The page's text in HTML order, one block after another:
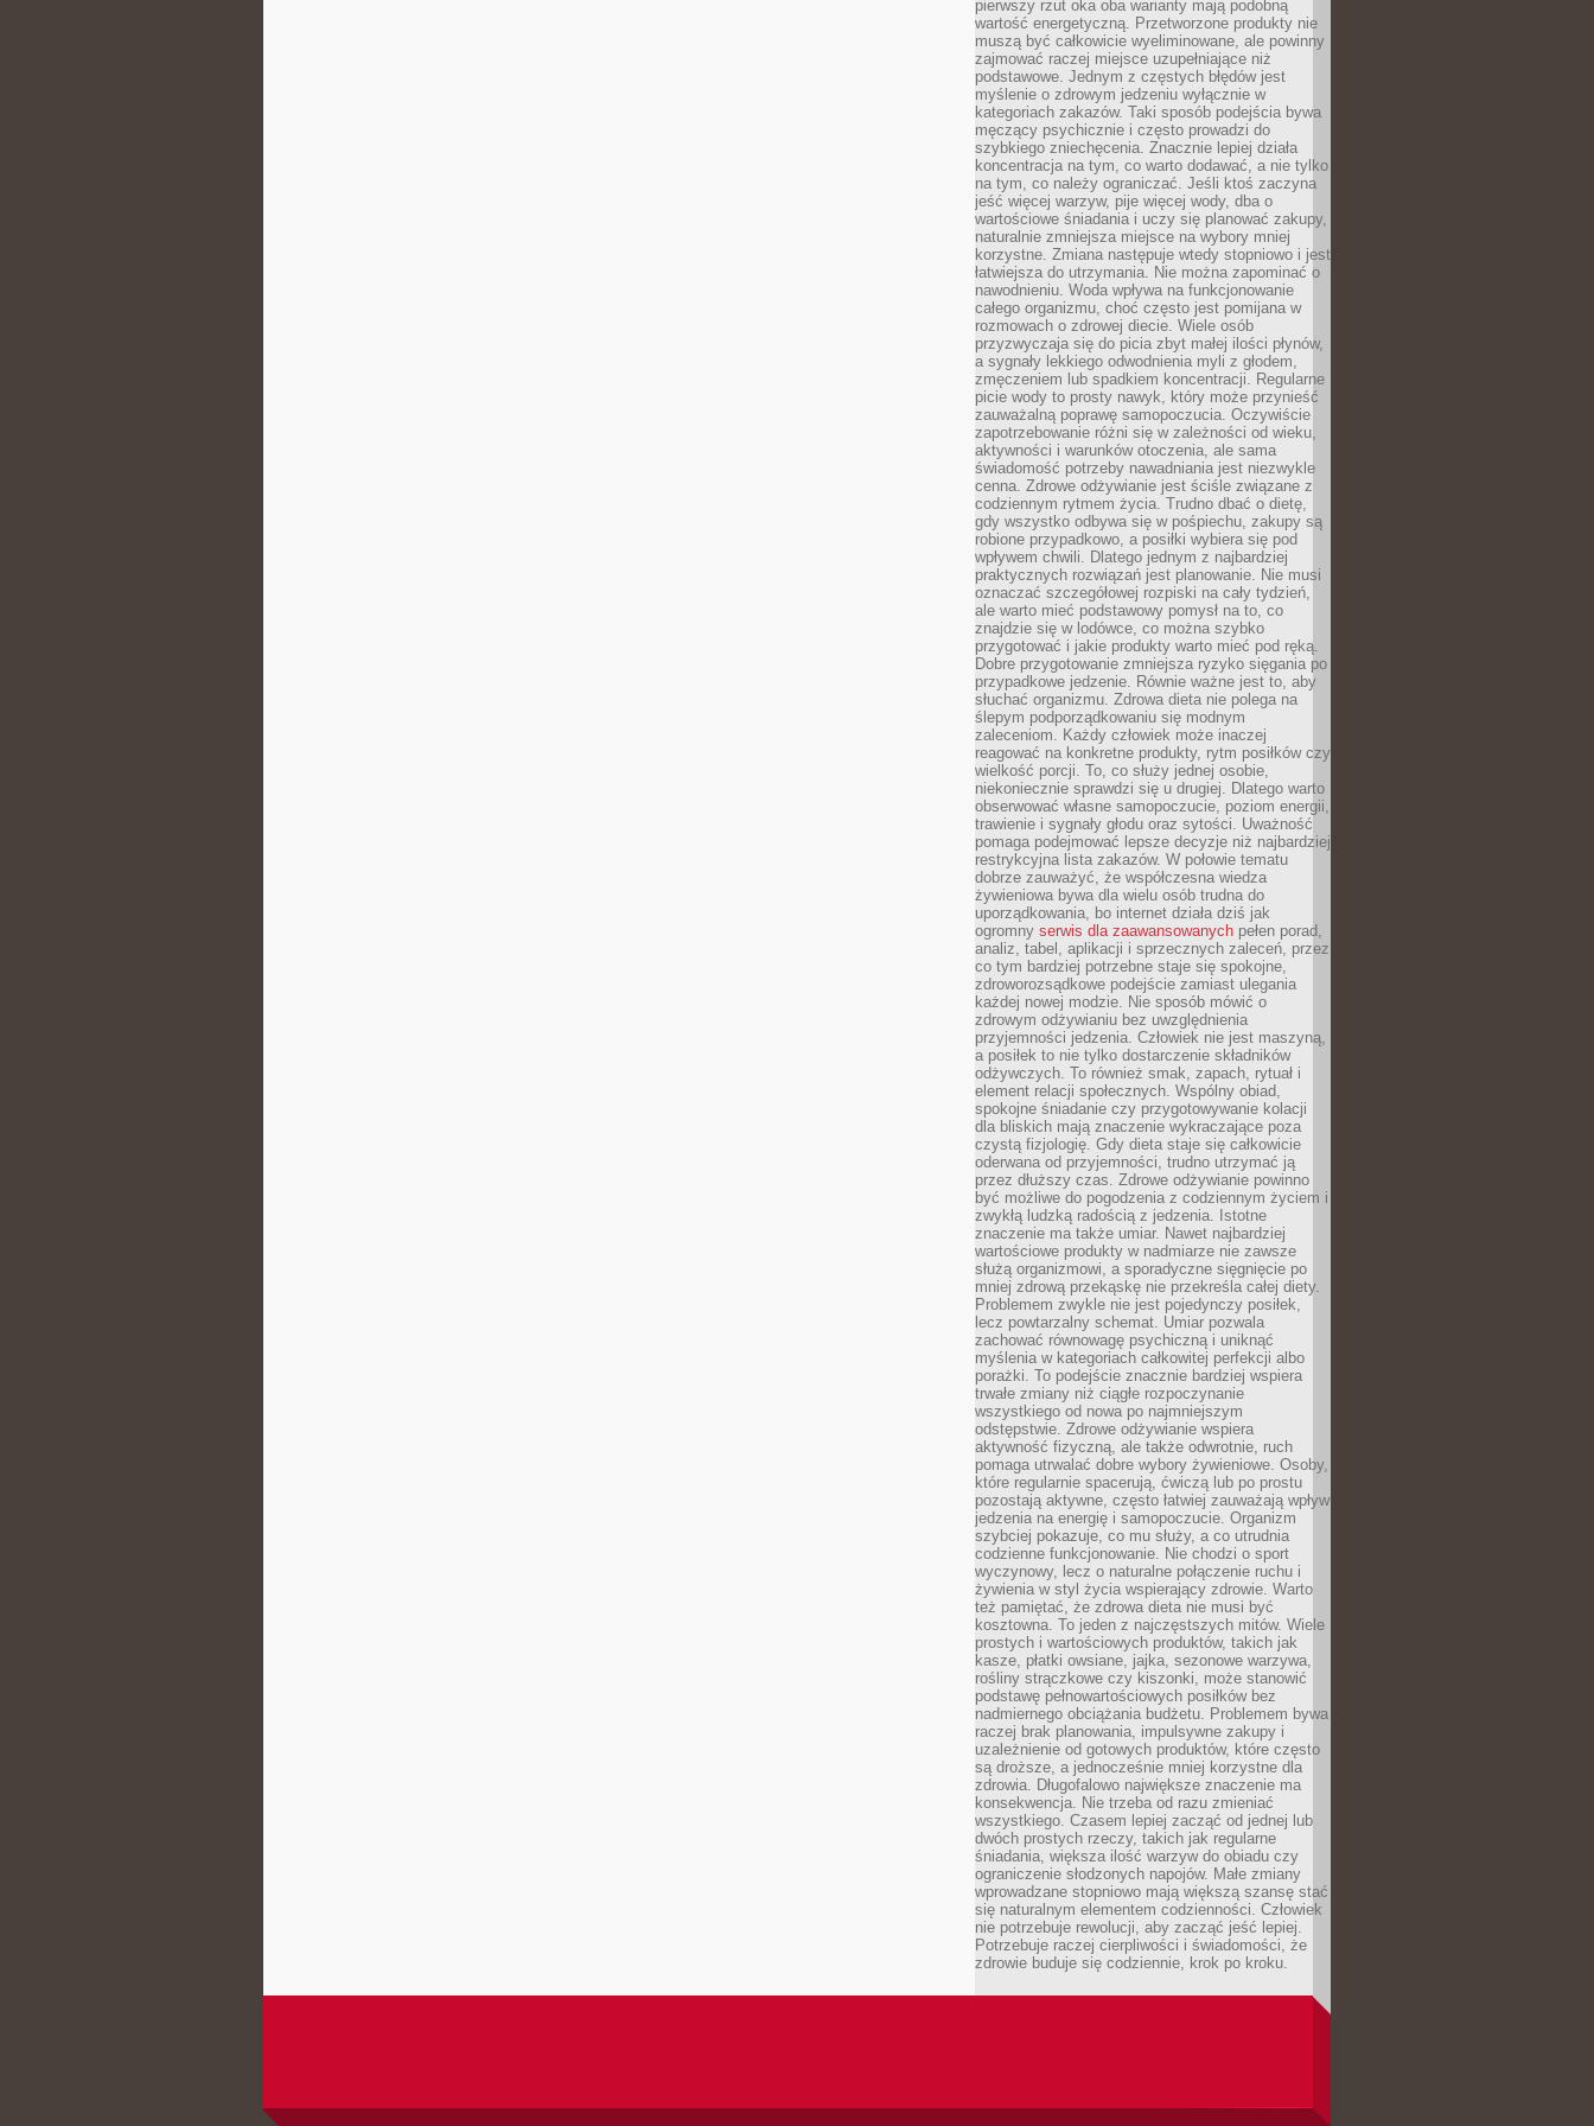
pierwszy rzut oka oba warianty mają podobną
wartość energetyczną. Przetworzone produkty nie
muszą być całkowicie wyeliminowane, ale powinny
zajmować raczej miejsce uzupełniające niż
podstawowe. Jednym z częstych błędów jest
myślenie o zdrowym jedzeniu wyłącznie w
kategoriach zakazów. Taki sposób podejścia bywa
męczący psychicznie i często prowadzi do
szybkiego zniechęcenia. Znacznie lepiej działa
koncentracja na tym, co warto dodawać, a nie tylko
na tym, co należy ograniczać. Jeśli ktoś zaczyna
jeść więcej warzyw, pije więcej wody, dba o
wartościowe śniadania i uczy się planować zakupy,
naturalnie zmniejsza miejsce na wybory mniej
korzystne. Zmiana następuje wtedy stopniowo i jest
łatwiejsza do utrzymania. Nie można zapominać o
nawodnieniu. Woda wpływa na funkcjonowanie
całego organizmu, choć często jest pomijana w
rozmowach o zdrowej diecie. Wiele osób
przyzwyczaja się do picia zbyt małej ilości płynów,
a sygnały lekkiego odwodnienia myli z głodem,
zmęczeniem lub spadkiem koncentracji. Regularne
picie wody to prosty nawyk, który może przynieść
zauważalną poprawę samopoczucia. Oczywiście
zapotrzebowanie różni się w zależności od wieku,
aktywności i warunków otoczenia, ale sama
świadomość potrzeby nawadniania jest niezwykle
cenna. Zdrowe odżywianie jest ściśle związane z
codziennym rytmem życia. Trudno dbać o dietę,
gdy wszystko odbywa się w pośpiechu, zakupy są
robione przypadkowo, a posiłki wybiera się pod
wpływem chwili. Dlatego jednym z najbardziej
praktycznych rozwiązań jest planowanie. Nie musi
oznaczać szczegółowej rozpiski na cały tydzień,
ale warto mieć podstawowy pomysł na to, co
znajdzie się w lodówce, co można szybko
przygotować i jakie produkty warto mieć pod ręką.
Dobre przygotowanie zmniejsza ryzyko sięgania po
przypadkowe jedzenie. Równie ważne jest to, aby
słuchać organizmu. Zdrowa dieta nie polega na
ślepym podporządkowaniu się modnym
zaleceniom. Każdy człowiek może inaczej
reagować na konkretne produkty, rytm posiłków czy
wielkość porcji. To, co służy jednej osobie,
niekoniecznie sprawdzi się u drugiej. Dlatego warto
obserwować własne samopoczucie, poziom energii,
trawienie i sygnały głodu oraz sytości. Uważność
pomaga podejmować lepsze decyzje niż najbardziej
restrykcyjna lista zakazów. W połowie tematu
dobrze zauważyć, że współczesna wiedza
żywieniowa bywa dla wielu osób trudna do
uporządkowania, bo internet działa dziś jak
ogromny serwis dla zaawansowanych pełen porad,
analiz, tabel, aplikacji i sprzecznych zaleceń, przez
co tym bardziej potrzebne staje się spokojne,
zdroworozsądkowe podejście zamiast ulegania
każdej nowej modzie. Nie sposób mówić o
zdrowym odżywianiu bez uwzględnienia
przyjemności jedzenia. Człowiek nie jest maszyną,
a posiłek to nie tylko dostarczenie składników
odżywczych. To również smak, zapach, rytuał i
element relacji społecznych. Wspólny obiad,
spokojne śniadanie czy przygotowywanie kolacji
dla bliskich mają znaczenie wykraczające poza
czystą fizjologię. Gdy dieta staje się całkowicie
oderwana od przyjemności, trudno utrzymać ją
przez dłuższy czas. Zdrowe odżywianie powinno
być możliwe do pogodzenia z codziennym życiem i
zwykłą ludzką radością z jedzenia. Istotne
znaczenie ma także umiar. Nawet najbardziej
wartościowe produkty w nadmiarze nie zawsze
służą organizmowi, a sporadyczne sięgnięcie po
mniej zdrową przekąskę nie przekreśla całej diety.
Problemem zwykle nie jest pojedynczy posiłek,
lecz powtarzalny schemat. Umiar pozwala
zachować równowagę psychiczną i uniknąć
myślenia w kategoriach całkowitej perfekcji albo
porażki. To podejście znacznie bardziej wspiera
trwałe zmiany niż ciągłe rozpoczynanie
wszystkiego od nowa po najmniejszym
odstępstwie. Zdrowe odżywianie wspiera
aktywność fizyczną, ale także odwrotnie, ruch
pomaga utrwalać dobre wybory żywieniowe. Osoby,
które regularnie spacerują, ćwiczą lub po prostu
pozostają aktywne, często łatwiej zauważają wpływ
jedzenia na energię i samopoczucie. Organizm
szybciej pokazuje, co mu służy, a co utrudnia
codzienne funkcjonowanie. Nie chodzi o sport
wyczynowy, lecz o naturalne połączenie ruchu i
żywienia w styl życia wspierający zdrowie. Warto
też pamiętać, że zdrowa dieta nie musi być
kosztowna. To jeden z najczęstszych mitów. Wiele
prostych i wartościowych produktów, takich jak
kasze, płatki owsiane, jajka, sezonowe warzywa,
rośliny strączkowe czy kiszonki, może stanowić
podstawę pełnowartościowych posiłków bez
nadmiernego obciążania budżetu. Problemem bywa
raczej brak planowania, impulsywne zakupy i
uzależnienie od gotowych produktów, które często
są droższe, a jednocześnie mniej korzystne dla
zdrowia. Długofalowo największe znaczenie ma
konsekwencja. Nie trzeba od razu zmieniać
wszystkiego. Czasem lepiej zacząć od jednej lub
dwóch prostych rzeczy, takich jak regularne
śniadania, większa ilość warzyw do obiadu czy
ograniczenie słodzonych napojów. Małe zmiany
wprowadzane stopniowo mają większą szansę stać
się naturalnym elementem codzienności. Człowiek
nie potrzebuje rewolucji, aby zacząć jeść lepiej.
Potrzebuje raczej cierpliwości i świadomości, że
zdrowie buduje się codziennie, krok po kroku.